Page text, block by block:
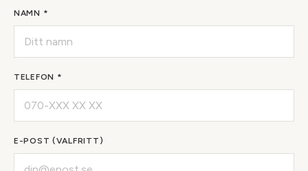
NAMN *
TELEFON *
E-POST (VALFRITT)